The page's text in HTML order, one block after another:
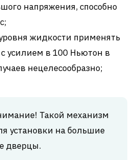
напряжения, способно
жидкости применять
усилием в 100 Ньютон в
нецелесообразно;
Такой механизм
установки на большие
дверцы.